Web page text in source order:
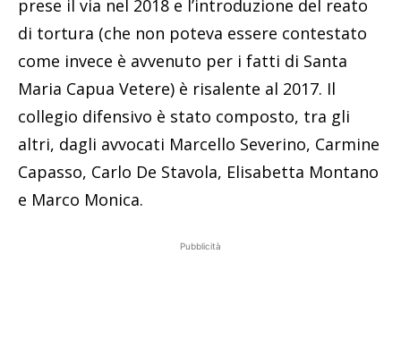
prese il via nel 2018 e l’introduzione del reato
di tortura (che non poteva essere contestato
come invece è avvenuto per i fatti di Santa
Maria Capua Vetere) è risalente al 2017. Il
collegio difensivo è stato composto, tra gli
altri, dagli avvocati Marcello Severino, Carmine
Capasso, Carlo De Stavola, Elisabetta Montano
e Marco Monica.
Pubblicità